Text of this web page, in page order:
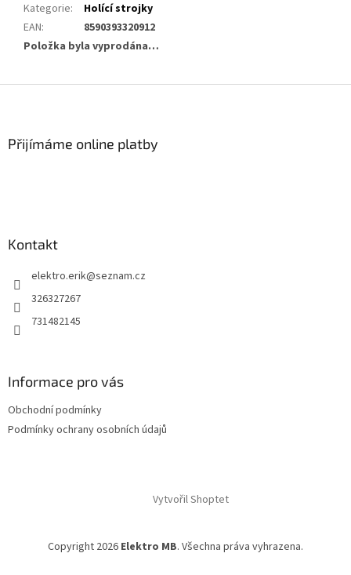
Kategorie:
Holící strojky
EAN:
8590393320912
Položka byla vyprodána…
Přijímáme online platby
Kontakt
elektro.erik@seznam.cz
326327267
731482145
Informace pro vás
Obchodní podmínky
Podmínky ochrany osobních údajů
Vytvořil Shoptet
Copyright 2026 Elektro MB. Všechna práva vyhrazena.